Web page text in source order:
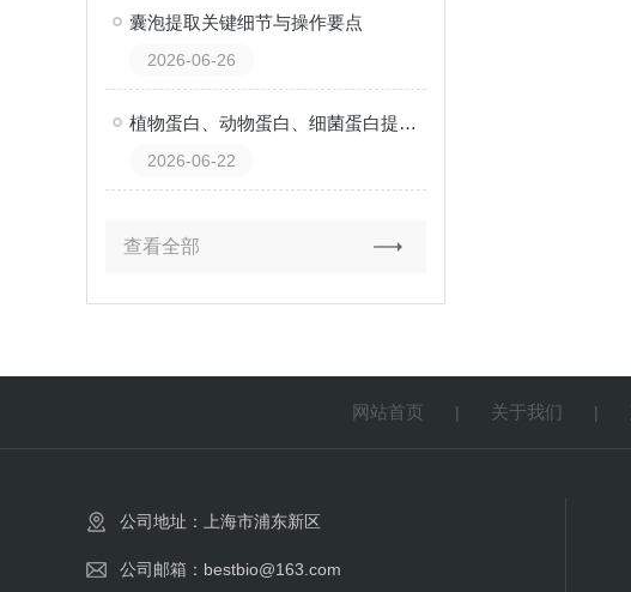
囊泡提取关键细节与操作要点
2026-06-26
植物蛋白、动物蛋白、细菌蛋白提取试剂盒有什么区别？一张表格说清楚！
2026-06-22
查看全部
网站首页 | 关于我们 |
公司地址：上海市浦东新区
公司邮箱：bestbio@163.com